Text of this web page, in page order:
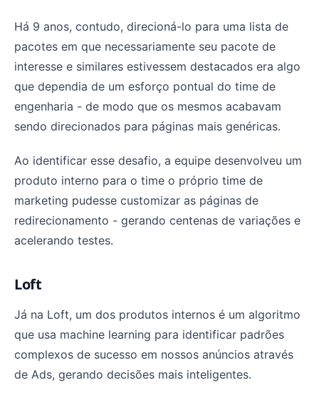
Há 9 anos, contudo, direcioná-lo para uma lista de
pacotes em que necessariamente seu pacote de
interesse e similares estivessem destacados era algo
que dependia de um esforço pontual do time de
engenharia - de modo que os mesmos acabavam
sendo direcionados para páginas mais genéricas.
Ao identificar esse desafio, a equipe desenvolveu um
produto interno para o time o próprio time de
marketing pudesse customizar as páginas de
redirecionamento - gerando centenas de variações e
acelerando testes.
Loft
Já na Loft, um dos produtos internos é um algoritmo
que usa machine learning para identificar padrões
complexos de sucesso em nossos anúncios através
de Ads, gerando decisões mais inteligentes.